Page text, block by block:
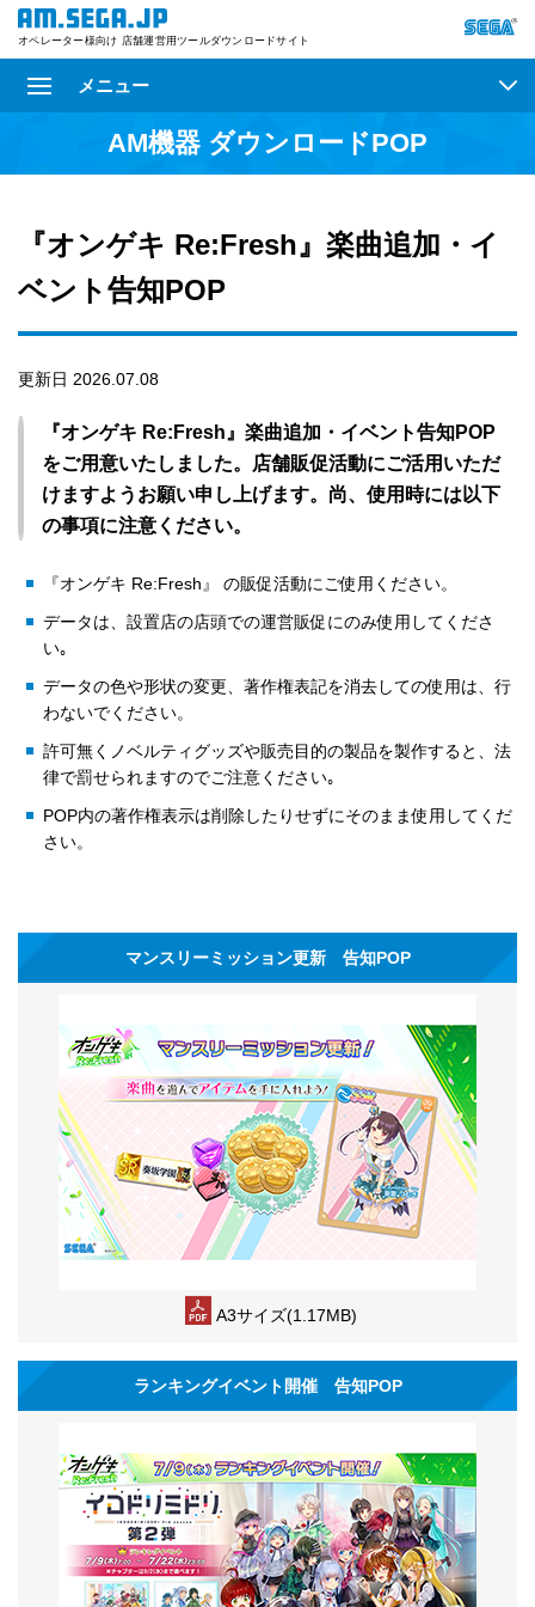
オペレーター様向け 店舗運営用ツールダウンロードサイト
メニュー
AM機器 ダウンロードPOP
『オンゲキ Re:Fresh』楽曲追加・イ
ベント告知POP
更新日 2026.07.08
『オンゲキ Re:Fresh』楽曲追加・イベント告知POP
をご用意いたしました。店舗販促活動にご活用いただ
けますようお願い申し上げます。尚、使用時には以下
の事項に注意ください。
『オンゲキ Re:Fresh』 の販促活動にご使用ください。
データは、設置店の店頭での運営販促にのみ使用してくださ
い｡
データの色や形状の変更、著作権表記を消去しての使用は、行
わないでください。
許可無くノベルティグッズや販売目的の製品を製作すると、法
律で罰せられますのでご注意ください｡
POP内の著作権表示は削除したりせずにそのまま使用してくだ
さい。
マンスリーミッション更新 告知POP
A3サイズ(1.17MB)
ランキングイベント開催 告知POP